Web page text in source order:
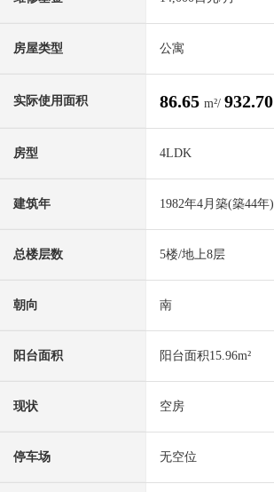
房屋类型 公寓
实际使用面积 86.65 m²/ 932.70
房型 4LDK
建筑年 1982年4月築(築44年)
总楼层数 5楼/地上8层
朝向 南
阳台面积 阳台面积15.96m²
现状 空房
停车场 无空位